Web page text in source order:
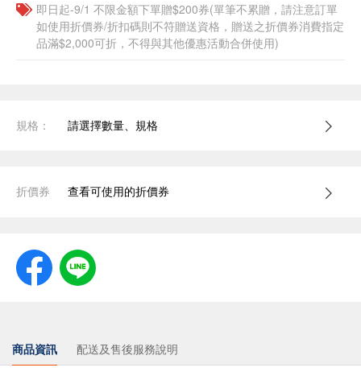
即日起-9/1 不限金額下單贈$200券(單筆不累贈，請注意訂單
如使用折價券/折扣碼則不符贈送資格，贈送之折價券消費指定
品滿$2,000可折，不得與其他優惠活動合併使用)
規格： 請選擇數量、規格
折價券 查看可使用的折價券
商品資訊 配送及售後服務說明